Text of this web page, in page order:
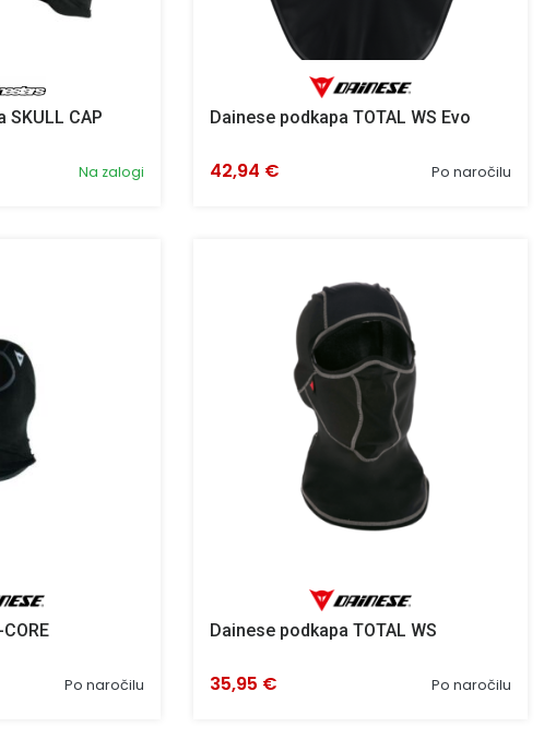
SKULL CAP
Na zalogi
Dainese podkapa TOTAL WS Evo
Po naročilu
42,94 €
Po naročilu
Dainese podkapa TOTAL WS
Po naročilu
35,95 €